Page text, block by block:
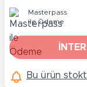
Masterpass
ile Ödeme
Bu ürün